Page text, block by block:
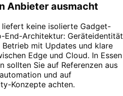
Anbieter ausmacht
liefert keine isolierte Gadget-
End-Architektur:
Betrieb mit Updates und klare
Edge und Cloud. In Essen
sollten Sie auf Referenzen aus
und auf
Konzepte achten.